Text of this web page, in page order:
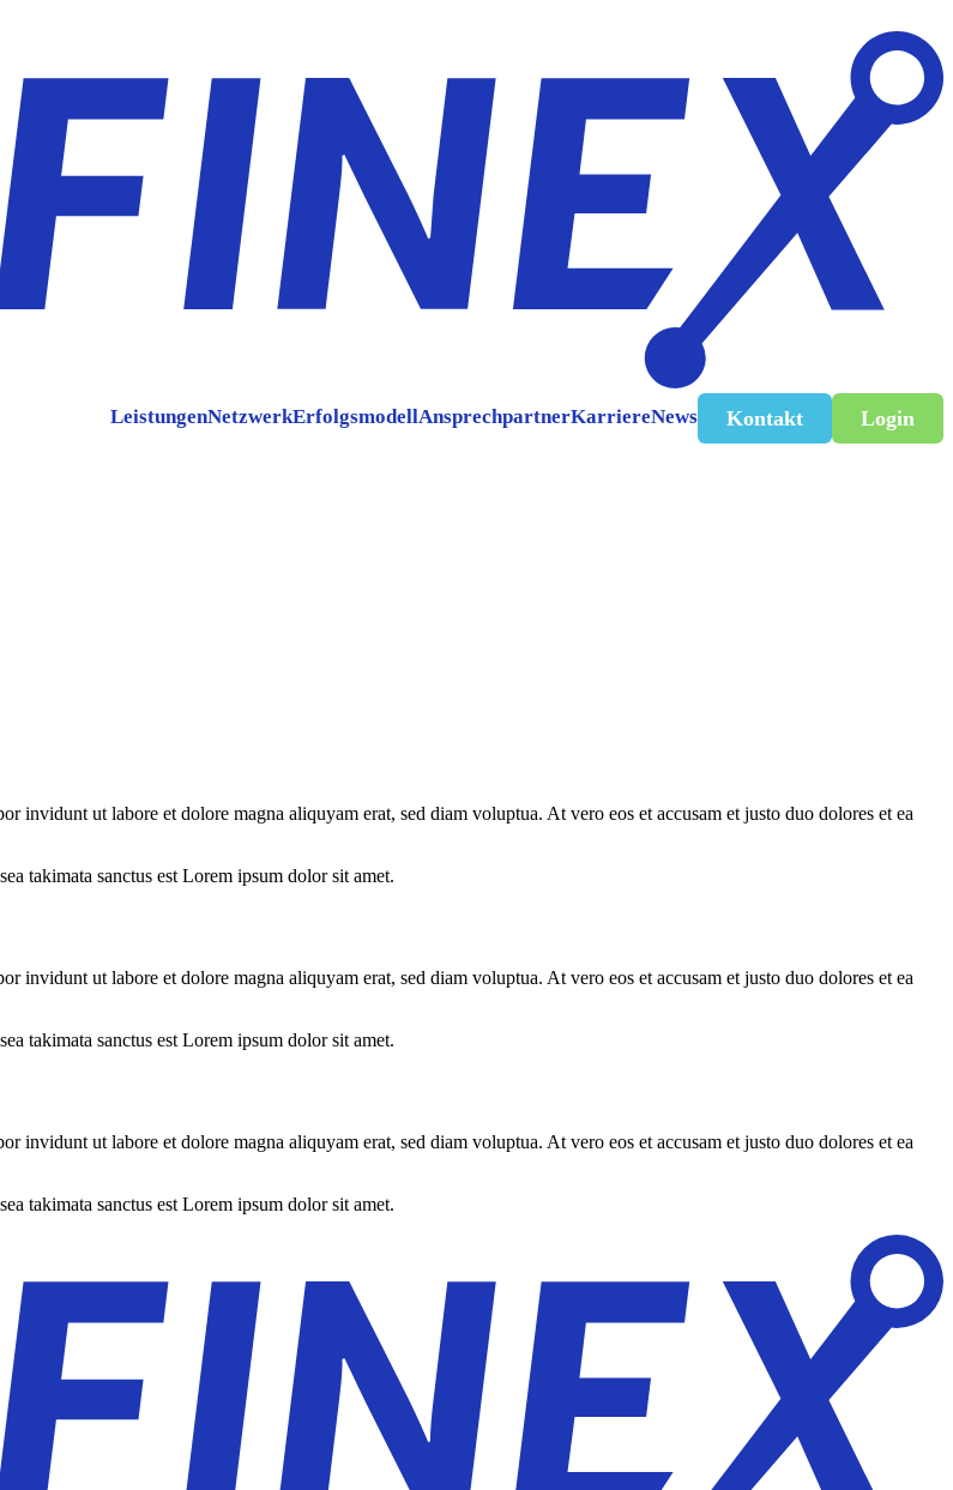
LeistungenNetzwerkErfolgsmodellAnsprechpartnerKarriereNews Kontakt Login
invidunt ut labore et dolore magna aliquyam erat, sed diam voluptua. At vero eos et accusam et justo duo dolores et ea
takimata sanctus est Lorem ipsum dolor sit amet.
invidunt ut labore et dolore magna aliquyam erat, sed diam voluptua. At vero eos et accusam et justo duo dolores et ea
takimata sanctus est Lorem ipsum dolor sit amet.
invidunt ut labore et dolore magna aliquyam erat, sed diam voluptua. At vero eos et accusam et justo duo dolores et ea
takimata sanctus est Lorem ipsum dolor sit amet.